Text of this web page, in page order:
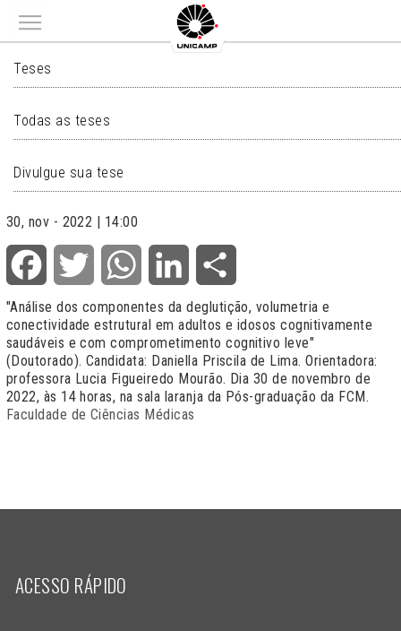
Main menu
TESES
Teses
Todas as teses
Divulgue sua tese
30, nov - 2022 | 14:00
Facebook Twitter WhatsApp LinkedIn
"Análise dos componentes da deglutição, volumetria e
conectividade estrutural em adultos e idosos cognitivamente
saudáveis e com comprometimento cognitivo leve"
(Doutorado). Candidata: Daniella Priscila de Lima. Orientadora:
professora Lucia Figueiredo Mourão. Dia 30 de novembro de
2022, às 14 horas, na sala laranja da Pós-graduação da FCM.
Faculdade de Ciências Médicas
ACESSO RÁPIDO